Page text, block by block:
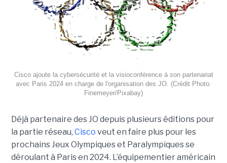
Cisco ajoute la cybersécurité et la visioconférence à son partenariat
avec Paris 2024 en charge de l'organisation des JO. (Crédit Photo:
Finemeyer/Pixabay)
Déjà partenaire des JO depuis plusieurs éditions pour
la partie réseau, Cisco veut en faire plus pour les
prochains Jeux Olympiques et Paralympiques se
déroulant à Paris en 2024. L’équipementier américain